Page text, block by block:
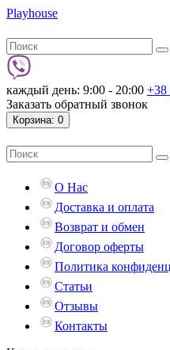
Playhouse
каждый день: 9:00 - 20:00 +38
Заказать обратный звонок
Корзина: 0
О Нас
Доставка и оплата
Возврат и обмен
Договор оферты
Политика
Статьи
Отзывы
Контакты